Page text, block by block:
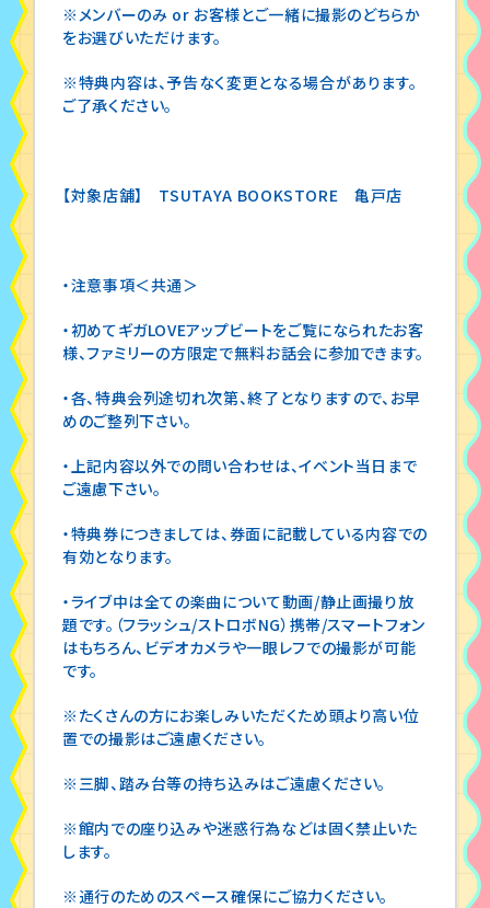
※メンバーのみ or お客様とご一緒に撮影のどちらか
をお選びいただけます。
※特典内容は、予告なく変更となる場合があります。
ご了承ください。
【対象店舗】 TSUTAYA BOOKSTORE 亀戸店
・注意事項＜共通＞
・初めてギガLOVEアップビートをご覧になられたお客
様、ファミリーの方限定で無料お話会に参加できます。
・各、特典会列途切れ次第、終了となりますので、お早
めのご整列下さい。
・上記内容以外での問い合わせは、イベント当日まで
ご遠慮下さい。
・特典券につきましては、券面に記載している内容での
有効となります。
・ライブ中は全ての楽曲について動画/静止画撮り放
題です。（フラッシュ/ストロボNG）携帯/スマートフォン
はもちろん、ビデオカメラや一眼レフでの撮影が可能
です。
※たくさんの方にお楽しみいただくため頭より高い位
置での撮影はご遠慮ください。
※三脚、踏み台等の持ち込みはご遠慮ください。
※館内での座り込みや迷惑行為などは固く禁止いた
します。
※通行のためのスペース確保にご協力ください。